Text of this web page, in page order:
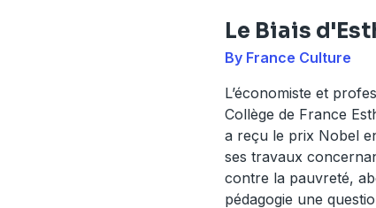
Le Biais
By France Culture
L’économiste et
Collège de France
a reçu le prix Nobel
ses travaux
contre la pauvreté,
pédagogie une